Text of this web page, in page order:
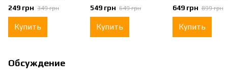
размер Универсальный
Черные
249 грн 349 грн
Купить
бретельках Perfect
549 грн 649 грн
Купить
регулируемыми
бретелями
Шестирядный
Ultra Черный S
649 грн 899 грн
Купить
Обсуждение